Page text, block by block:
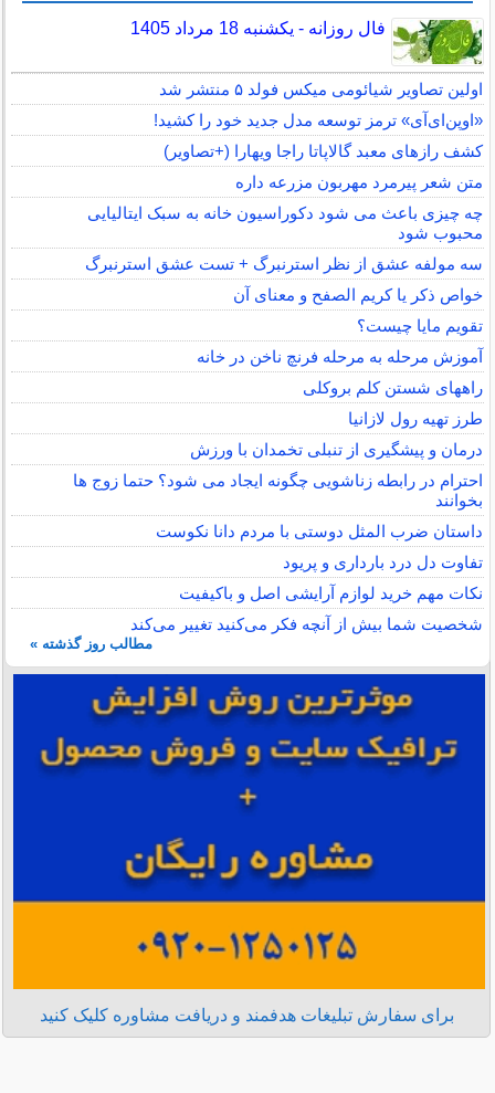
فال روزانه - یکشنبه 18 مرداد 1405
اولین تصاویر شیائومی میکس فولد ۵ منتشر شد
«اوپن‌ای‌آی» ترمز توسعه مدل جدید خود را کشید!
کشف رازهای معبد گالاپاتا راجا ویهارا (+تصاویر)
متن شعر پیرمرد مهربون مزرعه داره
چه چیزی باعث می شود دکوراسیون خانه به سبک ایتالیایی
محبوب شود
سه مولفه عشق از نظر استرنبرگ + تست عشق استرنبرگ
خواص ذکر یا کریم الصفح و معنای آن
تقویم مایا چیست؟
آموزش مرحله به مرحله فرنچ ناخن در خانه
راههای شستن کلم بروکلی
طرز تهیه رول لازانیا
درمان و پیشگیری از تنبلی تخمدان با ورزش
احترام در رابطه زناشویی چگونه ایجاد می شود؟ حتما زوج ها
بخوانند
داستان ضرب المثل دوستی با مردم دانا نكوست
تفاوت دل درد بارداری و پریود
نکات مهم خرید لوازم آرایشی اصل و باکیفیت
شخصیت شما بیش از آنچه فکر می‌کنید تغییر می‌کند
مطالب روز گذشته »
برای سفارش تبلیغات هدفمند و دریافت مشاوره کلیک کنید